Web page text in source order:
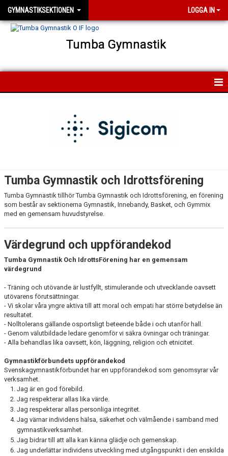
GYMNASTIKSEKTIONEN LOGGA IN
Tumba Gymnastik
GRUPPSTRUKTUR BARN-TRÄNING-TÄVLING
VÅRA HALLAR
FÖR MEDLEMMAR
KONTAKT
BILDGALLERI
Tumba Gymnastik och Idrottsförening
Tumba Gymnastik tillhör Tumba Gymnastik och Idrottsförening, en förening
som består av sektionerna Gymnastik, Innebandy, Basket, och Gymmix
med en gemensam huvudstyrelse.
Värdegrund och uppförandekod
Tumba Gymnastik Och IdrottsFörening har en gemensam
värdegrund
- Träning och utövande är lustfyllt, stimulerande och utvecklande oavsett
utövarens förutsättningar.
- Vi skolar våra yngre aktiva till att moral och empati har större betydelse än
resultatet.
- Nolltolerans gällande osportsligt beteende både i och utanför hall.
- Genom välutbildade ledare genomför vi säkra övningar och träningar.
- Alla behandlas lika oavsett, kön, läggning, religion och etnicitet.
Gymnastikförbundets uppförandekod
Svenskagymnastikförbundet har en uppförandekod som genomsyrar vår
verksamhet.
Jag är en god förebild.
Jag respekterar allas lika värde.
Jag respekterar allas personliga integritet.
Jag värnar individens hälsa, säkerhet och välmående i samband med
gymnastikverksamhet.
Jag bidrar till att alla kan känna glädje och gemenskap.
Jag underlättar individens utveckling med utgångspunkt i den enskilda